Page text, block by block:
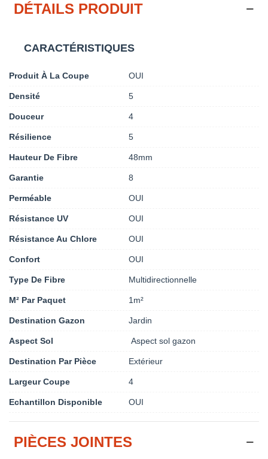
DÉTAILS PRODUIT
CARACTÉRISTIQUES
Produit À La Coupe OUI
Densité 5
Douceur 4
Résilience 5
Hauteur De Fibre 48mm
Garantie 8
Perméable OUI
Résistance UV OUI
Résistance Au Chlore OUI
Confort OUI
Type De Fibre Multidirectionnelle
M² Par Paquet 1m²
Destination Gazon Jardin
Aspect Sol Aspect sol gazon
Destination Par Pièce Extérieur
Largeur Coupe 4
Echantillon Disponible OUI
PIÈCES JOINTES